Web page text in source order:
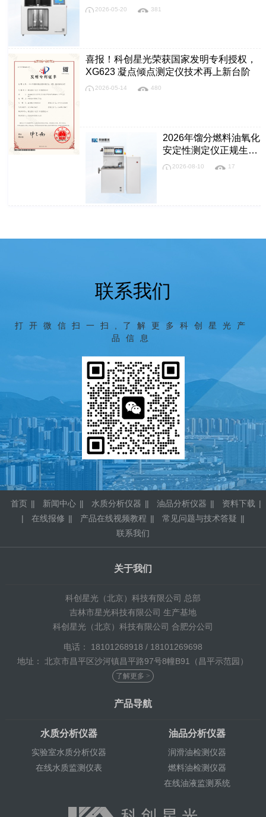
2026-05-20 381
喜报！科创星光荣获国家发明专利授权，
XG623 凝点倾点测定仪技术再上新台阶
2026-05-14 480
2026年馏分燃料油氧化
安定性测定仪正规生产
厂家质量参考评选
2026-08-10 17
联系我们
打开微信扫一扫,了解更多科创星光产
品信息
首页 | 新闻中心 | 水质分析仪器 | 油品分析仪器 |
资料下载
|
在线报修 | 产品在线视频教程 | 常见问题与技术答疑
|
联系我们
关于我们
科创星光（北京）科技有限公司 总部
吉林市星光科技有限公司 生产基地
科创星光（北京）科技有限公司 合肥分公司
电话： 18101268918 / 18101269698
地址： 北京市昌平区沙河镇昌平路97号8幢B91（昌平示范园）
了解更多 >
产品导航
水质分析仪器
实验室水质分析仪器
在线水质监测仪表
油品分析仪器
润滑油检测仪器
燃料油检测仪器
在线油液监测系统